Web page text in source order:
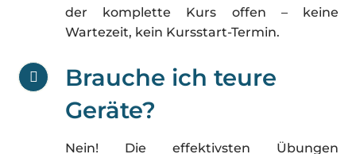
Brauche ich teure
Geräte?
Nein! Die effektivsten Übungen
Haushaltsgegenständen: Handtüchern,